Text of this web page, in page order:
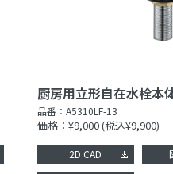
品番： A5310LF-13
価格：¥9,000(税込¥9,900)
2D CAD